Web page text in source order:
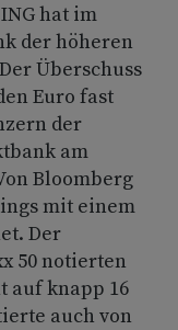
hat im
der höheren
Überschuss
Euro fast
der
am
Bloomberg
mit einem
Der
50 notierten
auf knapp 16
auch von